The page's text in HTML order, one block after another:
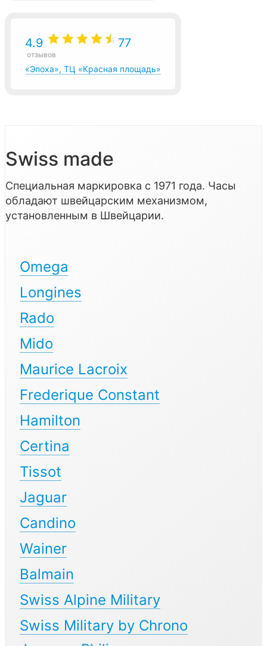
4.9 77
отзывов
«Эпоха», ТЦ «Красная площадь»
Swiss made
Специальная маркировка с 1971 года. Часы
обладают швейцарским механизмом,
установленным в Швейцарии.
Omega
Longines
Rado
Mido
Maurice Lacroix
Frederique Constant
Hamilton
Certina
Tissot
Jaguar
Candino
Wainer
Balmain
Swiss Alpine Military
Swiss Military by Chrono